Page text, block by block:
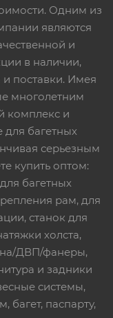
Одним из
являются
и
в наличии,
поставки. Имея
многолетним
комплекс и
багетных
серьезным
купить оптом:
багетных
рам, для
станок для
холста,
ДВП/фанеры,
и задники
системы,
багет, паспарту,